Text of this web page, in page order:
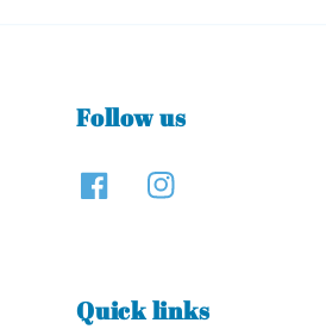
Follow us
Quick links